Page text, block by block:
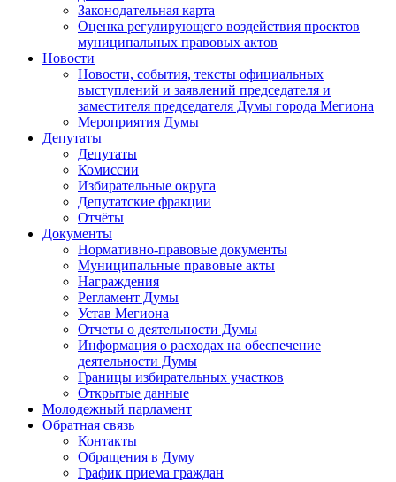
Законодательная карта
Оценка регулирующего воздействия проектов
муниципальных правовых актов
Новости
Новости, события, тексты официальных
выступлений и заявлений председателя и
заместителя председателя Думы города Мегиона
Мероприятия Думы
Депутаты
Депутаты
Комиссии
Избирательные округа
Депутатские фракции
Отчёты
Документы
Нормативно-правовые документы
Муниципальные правовые акты
Награждения
Регламент Думы
Устав Мегиона
Отчеты о деятельности Думы
Информация о расходах на обеспечение
деятельности Думы
Границы избирательных участков
Открытые данные
Молодежный парламент
Обратная связь
Контакты
Обращения в Думу
График приема граждан